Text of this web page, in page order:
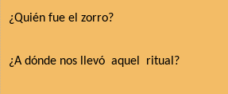
¿Quién fue el zorro?
¿A dónde nos llevó aquel ritual?